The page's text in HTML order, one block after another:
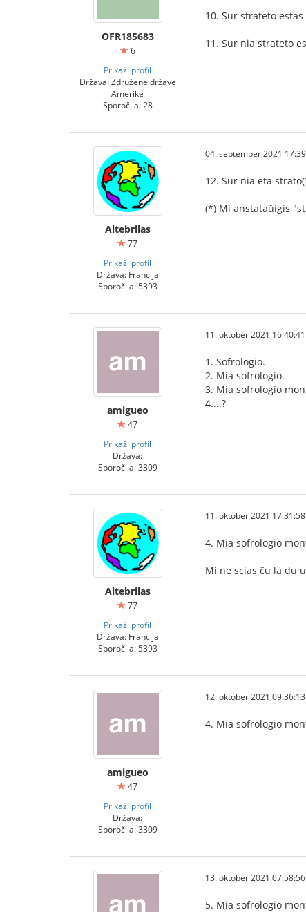
OFR185683
6
Prikaži profil
Država: Združene države
Amerike
Sporočila: 28
10. Sur strateto
11. Sur nia strateto
Altebrilas
77
Prikaži profil
Država: Francija
Sporočila: 5393
04. september 2021
12. Sur nia eta
(*) Mi anstataŭigis
amigueo
47
Prikaži profil
Država:
Sporočila: 3309
11. oktober 2021 16:40:41
1. Sofrologio.
2. Mia sofrologio.
3. Mia sofrologio
4....?
Altebrilas
77
Prikaži profil
Država: Francija
Sporočila: 5393
11. oktober 2021 17:31:58
4. Mia sofrologio
Mi ne scias ĉu la du
amigueo
47
Prikaži profil
Država:
Sporočila: 3309
12. oktober 2021 09:36:13
4. Mia sofrologio
13. oktober 2021 07:58:56
5. Mia sofrologio